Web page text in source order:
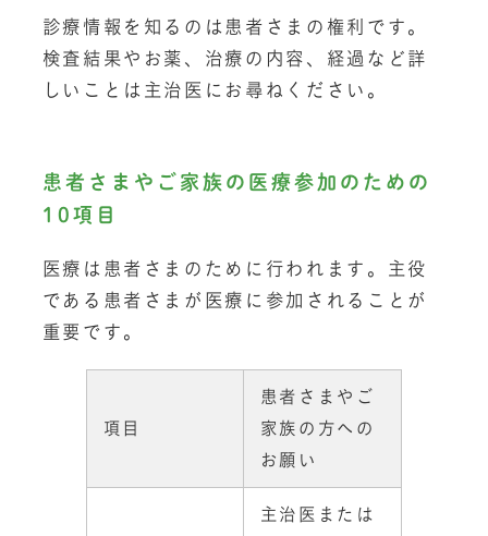
診療情報を知るのは患者さまの権利です。
検査結果やお薬、治療の内容、経過など詳
しいことは主治医にお尋ねください。
患者さまやご家族の医療参加のための
10項目
医療は患者さまのために行われます。主役
である患者さまが医療に参加されることが
重要です。
項目
患者さまやご
家族の方への
お願い
主治医または